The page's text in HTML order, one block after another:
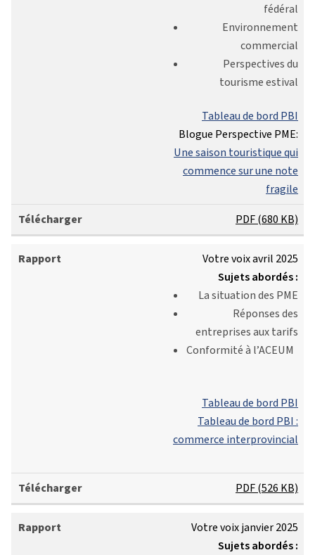
fédéral
Environnement
commercial
Perspectives du
tourisme estival
Tableau de bord PBI
Blogue Perspective PME:
Une saison touristique qui
commence sur une note
fragile
PDF (680 KB)
Votre voix avril 2025
Sujets abordés :
La situation des PME
Réponses des
entreprises aux tarifs
Conformité à l’ACEUM
Tableau de bord PBI
Tableau de bord PBI :
commerce interprovincial
PDF (526 KB)
Votre voix janvier 2025
Sujets abordés :